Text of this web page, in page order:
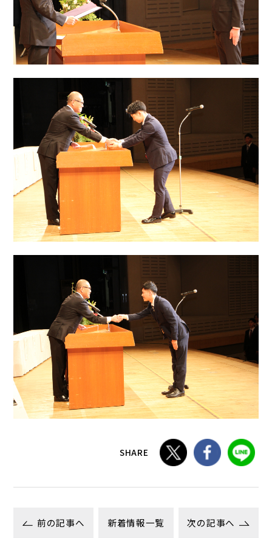
SHARE
前の記事へ 新着情報一覧 次の記事へ